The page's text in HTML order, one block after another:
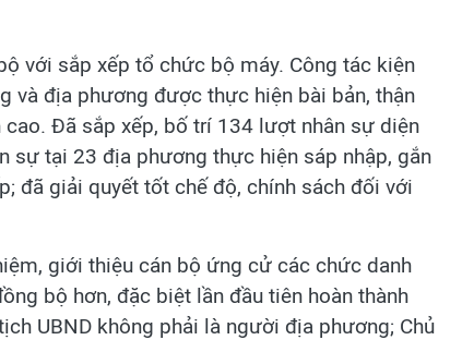
với sắp xếp tổ chức bộ máy. Công tác kiện
và địa phương được thực hiện bài bản, thận
Đã sắp xếp, bố trí 134 lượt nhân sự diện
sự tại 23 địa phương thực hiện sáp nhập, gắn
đã giải quyết tốt chế độ, chính sách đối với
giới thiệu cán bộ ứng cử các chức danh
bộ hơn, đặc biệt lần đầu tiên hoàn thành
UBND không phải là người địa phương; Chủ